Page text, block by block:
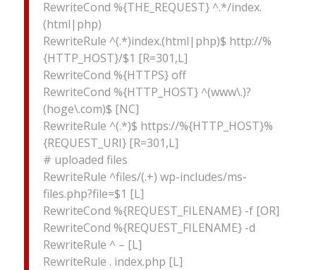
RewriteCond %{THE_REQUEST} ^.*/index.
(html|php)
RewriteRule ^(.*)index.(html|php)$ http://%
{HTTP_HOST}/$1 [R=301,L]
RewriteCond %{HTTPS} off
RewriteCond %{HTTP_HOST} ^(www\.)?
(hoge\.com)$ [NC]
RewriteRule ^(.*)$ https://%{HTTP_HOST}%
{REQUEST_URI} [R=301,L]
# uploaded files
RewriteRule ^files/(.+) wp-includes/ms-
files.php?file=$1 [L]
RewriteCond %{REQUEST_FILENAME} -f [OR]
RewriteCond %{REQUEST_FILENAME} -d
RewriteRule ^ – [L]
RewriteRule . index.php [L]